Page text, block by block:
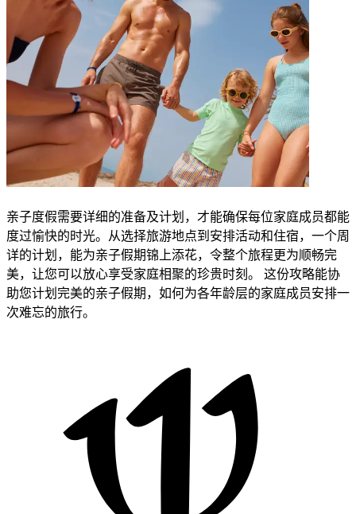
​​亲子度假需要详细的准备及计划，才能确保每位家庭成员都能
度过愉快的时光。从选择旅游地点到安排活动和住宿，一个周
详的计划，能为亲子假期锦上添花，令整个旅程更为顺畅完
美，让您可以放心享受家庭相聚的珍贵时刻。​ ​​这份攻略能协
助您计划完美的亲子假期，如何为各年龄层的家庭成员安排一
次难忘的旅行。​